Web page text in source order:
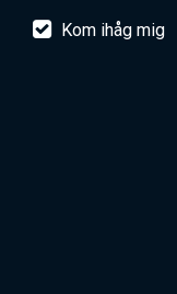
Kom ihåg mig